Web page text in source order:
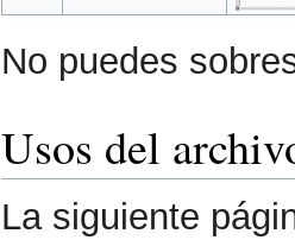
No puedes
Usos del
La siguiente